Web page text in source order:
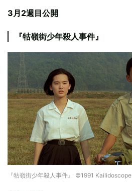
3月2週目公開
『牯嶺街少年殺人事件』
『牯嶺街少年殺人事件』 ©1991 Kailidoscope